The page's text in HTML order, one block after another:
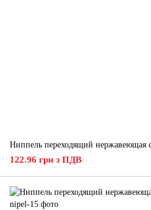
Ниппель переходящий нержавеющая
122.96 грн з ПДВ